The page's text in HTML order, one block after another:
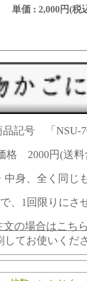
単価 : 2,000円(税
品記号 「NSU-
格 2000円(送料
中身、全く同じ
、1回限りにさ
文の場合はこち
してお使いくだ